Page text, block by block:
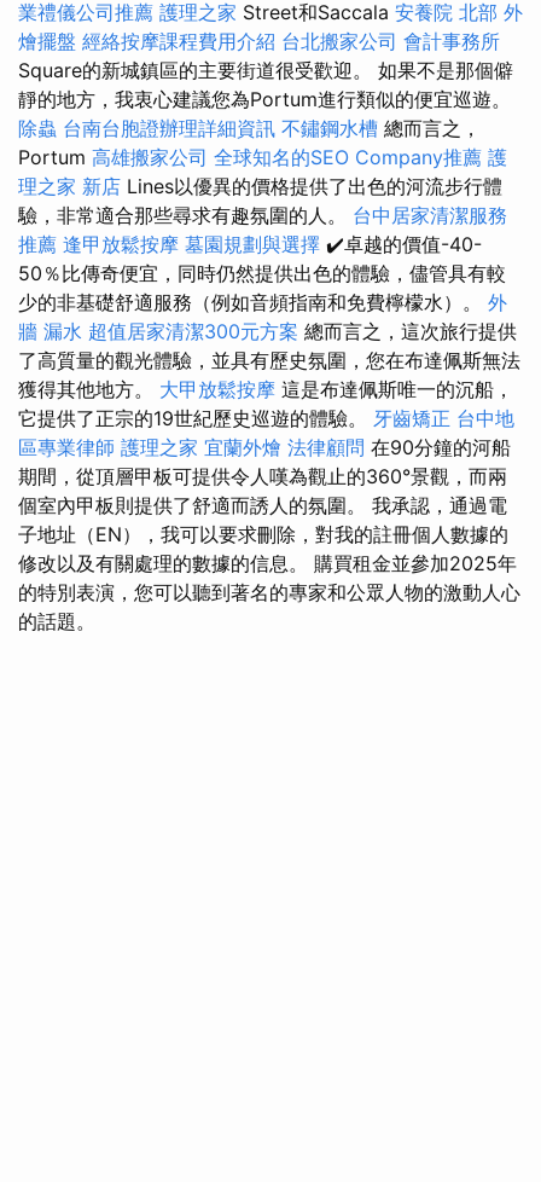
業禮儀公司推薦 護理之家 Street和Saccala 安養院 北部 外
燴擺盤 經絡按摩課程費用介紹 台北搬家公司 會計事務所
Square的新城鎮區的主要街道很受歡迎。 如果不是那個僻
靜的地方，我衷心建議您為Portum進行類似的便宜巡遊。
除蟲 台南台胞證辦理詳細資訊 不鏽鋼水槽 總而言之，
Portum 高雄搬家公司 全球知名的SEO Company推薦 護
理之家 新店 Lines以優異的價格提供了出色的河流步行體
驗，非常適合那些尋求有趣氛圍的人。 台中居家清潔服務
推薦 逢甲放鬆按摩 墓園規劃與選擇 ✔️卓越的價值-40-
50％比傳奇便宜，同時仍然提供出色的體驗，儘管具有較
少的非基礎舒適服務（例如音頻指南和免費檸檬水）。 外
牆 漏水 超值居家清潔300元方案 總而言之，這次旅行提供
了高質量的觀光體驗，並具有歷史氛圍，您在布達佩斯無法
獲得其他地方。 大甲放鬆按摩 這是布達佩斯唯一的沉船，
它提供了正宗的19世紀歷史巡遊的體驗。 牙齒矯正 台中地
區專業律師 護理之家 宜蘭外燴 法律顧問 在90分鐘的河船
期間，從頂層甲板可提供令人嘆為觀止的360°景觀，而兩
個室內甲板則提供了舒適而誘人的氛圍。 我承認，通過電
子地址（EN），我可以要求刪除，對我的註冊個人數據的
修改以及有關處理的數據的信息。 購買租金並參加2025年
的特別表演，您可以聽到著名的專家和公眾人物的激動人心
的話題。